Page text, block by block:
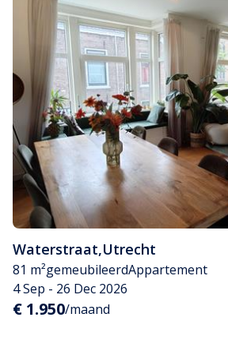
Waterstraat,Utrecht
81 m²gemeubileerdAppartement
4 Sep - 26 Dec 2026
€ 1.950/maand